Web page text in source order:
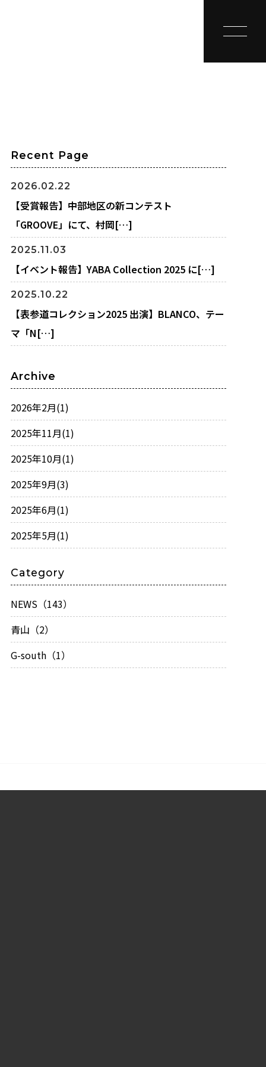
toggle
Recent Page
2026.02.22
【受賞報告】中部地区の新コンテスト
「GROOVE」にて、村岡[…]
2025.11.03
【イベント報告】YABA Collection 2025 に[…]
2025.10.22
【表参道コレクション2025 出演】BLANCO、テー
マ「N[…]
Archive
2026年2月(1)
2025年11月(1)
2025年10月(1)
2025年9月(3)
2025年6月(1)
2025年5月(1)
Category
NEWS（143）
青山（2）
G-south（1）